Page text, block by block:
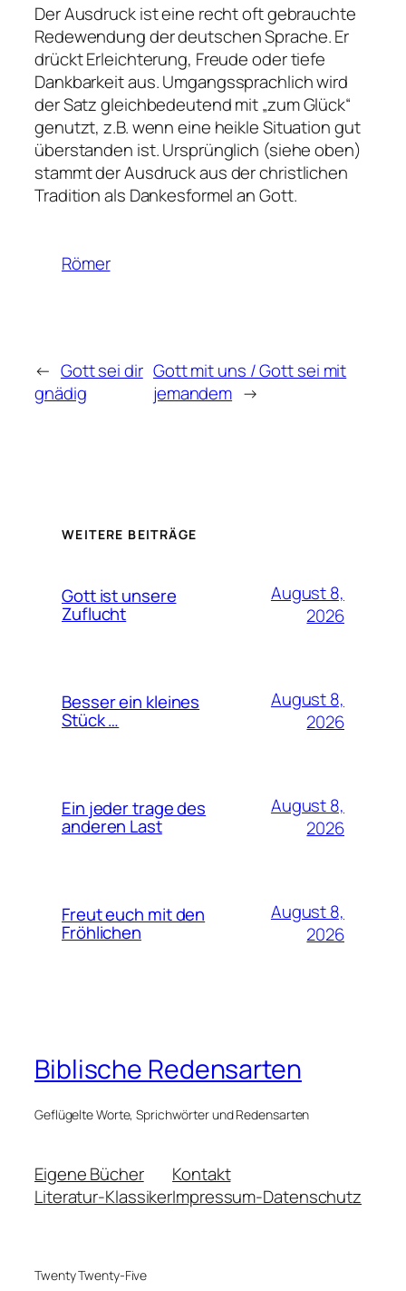
Der Ausdruck ist eine recht oft gebrauchte
Redewendung der deutschen Sprache. Er
drückt Erleichterung, Freude oder tiefe
Dankbarkeit aus. Umgangssprachlich wird
der Satz gleichbedeutend mit „zum Glück“
genutzt, z.B. wenn eine heikle Situation gut
überstanden ist. Ursprünglich (siehe oben)
stammt der Ausdruck aus der christlichen
Tradition als Dankesformel an Gott.
Römer
← Gott sei dir
gnädig
Gott mit uns / Gott sei mit
jemandem →
WEITERE BEITRÄGE
Gott ist unsere
Zuflucht
August 8,
2026
Besser ein kleines
Stück …
August 8,
2026
Ein jeder trage des
anderen Last
August 8,
2026
Freut euch mit den
Fröhlichen
August 8,
2026
Biblische Redensarten
Geflügelte Worte, Sprichwörter und Redensarten
Eigene Bücher
Literatur-Klassiker
Kontakt
Impressum-Datenschutz
Twenty Twenty-Five